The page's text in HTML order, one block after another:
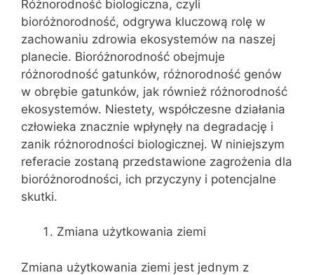
Różnorodność biologiczna, czyli
bioróżnorodność, odgrywa kluczową rolę w
zachowaniu zdrowia ekosystemów na naszej
planecie. Bioróżnorodność obejmuje
różnorodność gatunków, różnorodność genów
w obrębie gatunków, jak również różnorodność
ekosystemów. Niestety, współczesne działania
człowieka znacznie wpłynęły na degradację i
zanik różnorodności biologicznej. W niniejszym
referacie zostaną przedstawione zagrożenia dla
bioróżnorodności, ich przyczyny i potencjalne
skutki.
Zmiana użytkowania ziemi
Zmiana użytkowania ziemi jest jednym z